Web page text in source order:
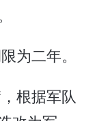
为二年。
根据军队